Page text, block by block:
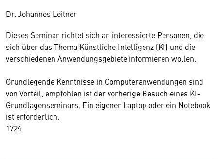
Dr. Johannes Leitner
Dieses Seminar richtet sich an interessierte Personen, die
sich über das Thema Künstliche Intelligenz (KI) und die
verschiedenen Anwendungsgebiete informieren wollen.
Grundlegende Kenntnisse in Computeranwendungen sind
von Vorteil, empfohlen ist der vorherige Besuch eines KI-
Grundlagenseminars. Ein eigener Laptop oder ein Notebook
ist erforderlich.
1724